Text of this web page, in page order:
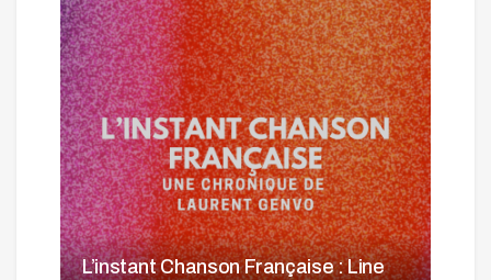
L’instant Chanson Française : Line